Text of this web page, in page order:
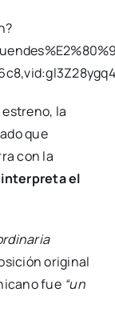
estreno, la
que
con la
interpreta el
original
fue“un